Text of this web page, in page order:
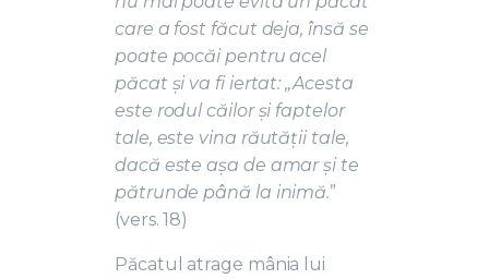
care a fost făcut deja, însă se
poate pocăi pentru acel
păcat și va fi iertat: „Acesta
este rodul căilor și faptelor
tale, este vina răutății tale,
dacă este așa de amar și te
pătrunde până la inimă.”
(vers. 18)
Păcatul atrage mânia lui